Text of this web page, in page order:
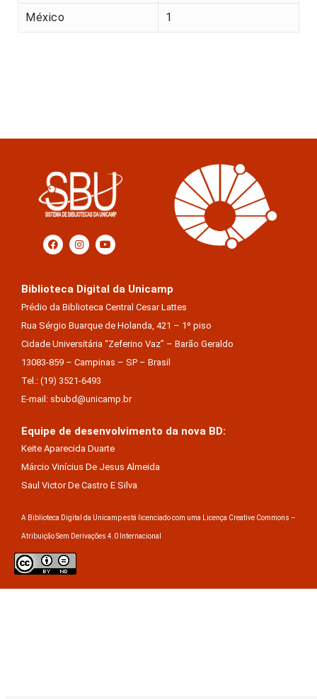
México 1
Biblioteca Digital da Unicamp
Prédio da Biblioteca Central Cesar Lattes
Rua Sérgio Buarque de Holanda, 421 – 1º piso
Cidade Universitária “Zeferino Vaz” – Barão Geraldo
13083-859 – Campinas – SP – Brasil
Tel.: (19) 3521-6493
E-mail: sbubd@unicamp.br
Equipe de desenvolvimento da nova BD:
Keite Aparecida Duarte
Márcio Vinícius De Jesus Almeida
Saul Victor De Castro E Silva
A Biblioteca Digital da Unicamp está licenciado com uma Licença Creative Commons –
Atribuição Sem Derivações 4.0 Internacional